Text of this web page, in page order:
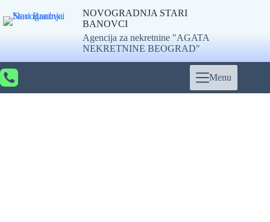
to
content
NOVOGRADNJA STARI
BANOVCI
Agencija za nekretnine "AGATA
NEKRETNINE BEOGRAD"
Menu